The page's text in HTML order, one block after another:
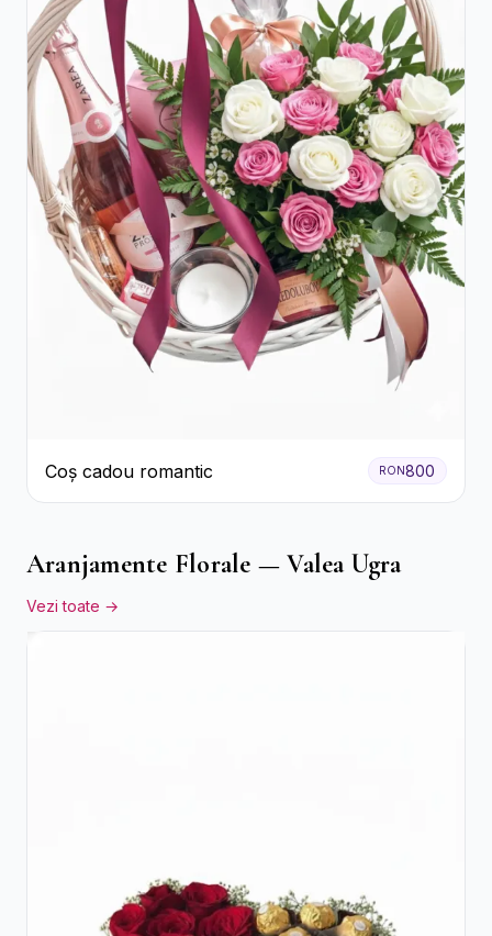
Coș cadou romantic RON800
Aranjamente Florale — Valea Ugra
Vezi toate →